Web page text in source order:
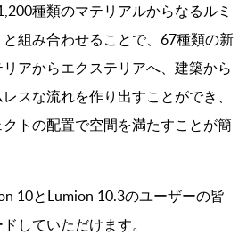
種類のマテリアルからなるルミ
組み合わせることで、67種類の新
アからエクステリアへ、建築から
スな流れを作り出すことができ、
トの配置で空間を満たすことが簡
10とLumion 10.3のユーザーの皆
していただけます。